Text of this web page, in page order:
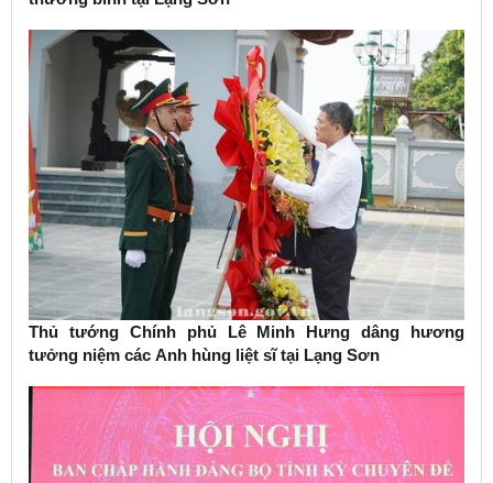
Thủ tướng Chính phủ Lê Minh Hưng dâng hương
tưởng niệm các Anh hùng liệt sĩ tại Lạng Sơn